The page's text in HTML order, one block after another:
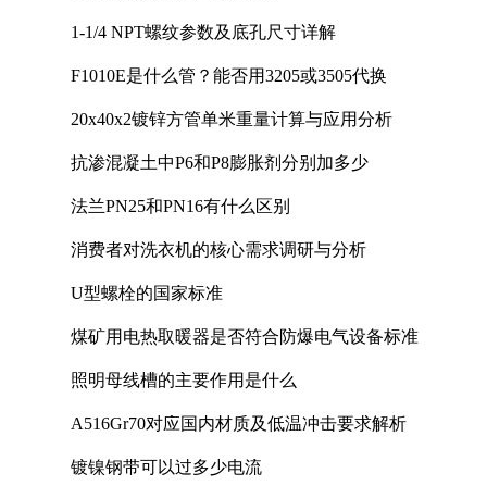
1-1/4 NPT螺纹参数及底孔尺寸详解
F1010E是什么管？能否用3205或3505代换
20x40x2镀锌方管单米重量计算与应用分析
抗渗混凝土中P6和P8膨胀剂分别加多少
法兰PN25和PN16有什么区别
消费者对洗衣机的核心需求调研与分析
U型螺栓的国家标准
煤矿用电热取暖器是否符合防爆电气设备标准
照明母线槽的主要作用是什么
A516Gr70对应国内材质及低温冲击要求解析
镀镍钢带可以过多少电流